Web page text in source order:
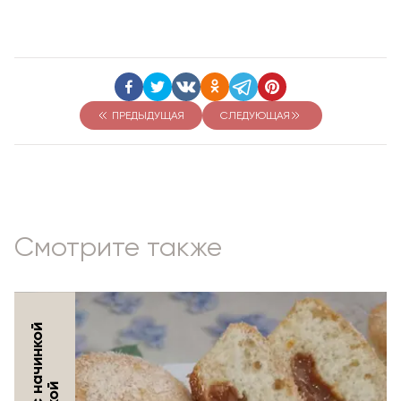
ПРЕДЫДУЩАЯ СЛЕДУЮЩАЯ
Смотрите также